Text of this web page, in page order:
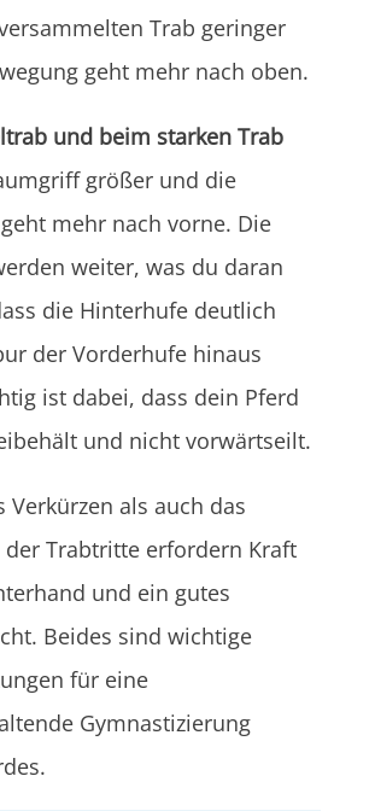
Trab geringer
geht mehr nach oben.
und beim starken Trab
größer und die
mehr nach vorne. Die
weiter, was du daran
die Hinterhufe deutlich
der Vorderhufe hinaus
ist dabei, dass dein Pferd
und nicht vorwärtseilt.
Verkürzen als auch das
der Trabtritte erfordern Kraft
und ein gutes
Beides sind wichtige
für eine
Gymnastizierung